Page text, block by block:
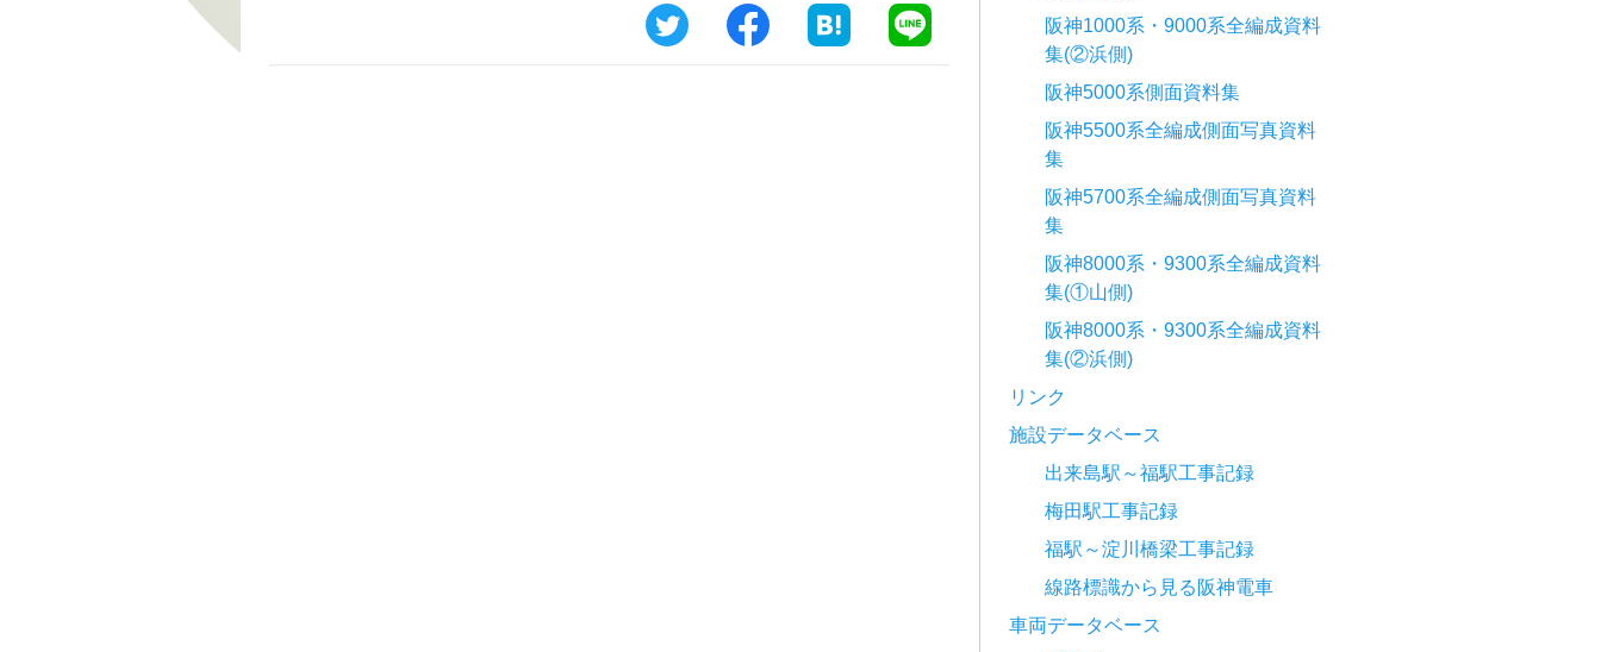
阪神1000系・9000系全編成資料
集(②浜側)
阪神5000系側面資料集
阪神5500系全編成側面写真資料
集
阪神5700系全編成側面写真資料
集
阪神8000系・9300系全編成資料
集(①山側)
阪神8000系・9300系全編成資料
集(②浜側)
リンク
施設データベース
出来島駅～福駅工事記録
梅田駅工事記録
福駅～淀川橋梁工事記録
線路標識から見る阪神電車
車両データベース